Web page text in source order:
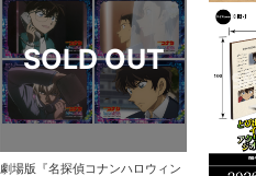
劇場版『名探偵コナンハロウィン